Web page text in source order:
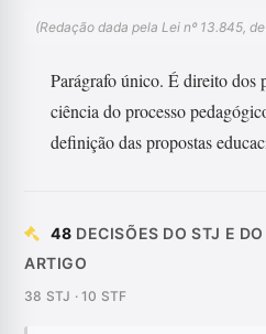
(Redação dada pela Lei nº 13.845,
Parágrafo único. É direito dos
ciência do processo
definição das propostas
48 DECISÕES DO STJ E
ARTIGO
38 STJ · 10 STF